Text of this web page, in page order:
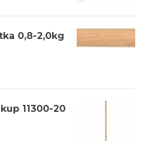
0,8-2,0kg
11300-20